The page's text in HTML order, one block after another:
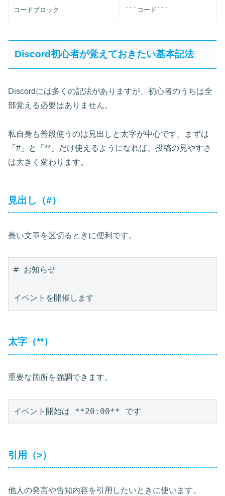
コードブロック ```コード```
Discord初心者が覚えておきたい基本記法
Discordには多くの記法がありますが、初心者のうちは全
部覚える必要はありません。
私自身も普段使うのは見出しと太字が中心です。まずは
「#」と「**」だけ使えるようになれば、投稿の見やすさ
は大きく変わります。
見出し（#）
長い文章を区切るときに便利です。
# お知らせ
太字（**）
重要な箇所を強調できます。
引用（>）
他人の発言や告知内容を引用したいときに使います。